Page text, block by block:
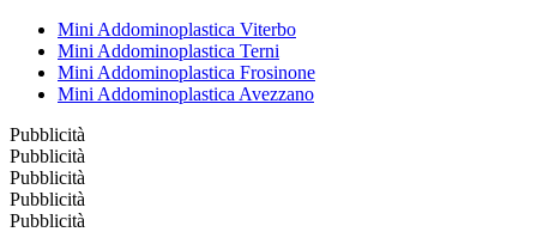
Mini Addominoplastica Viterbo
Mini Addominoplastica Terni
Mini Addominoplastica Frosinone
Mini Addominoplastica Avezzano
Pubblicità
Pubblicità
Pubblicità
Pubblicità
Pubblicità